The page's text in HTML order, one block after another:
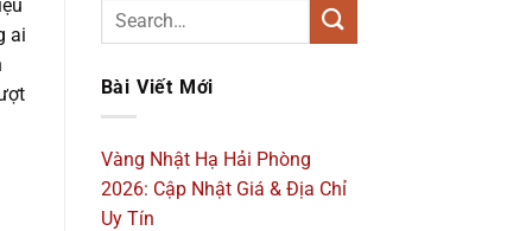
ai
Bài Viết Mới
Vàng Nhật Hạ Hải Phòng
2026: Cập Nhật Giá & Địa Chỉ
Uy Tín